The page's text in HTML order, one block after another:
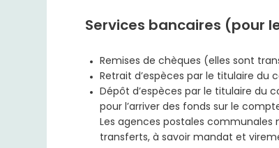
Services bancaires (pour
Remises de chèques (elles sont
Retrait d’espèces par le titulaire
Dépôt d’espèces par le titulaire du
pour l’arriver des fonds sur le
Les agences postales communales
transferts, à savoir mandat et